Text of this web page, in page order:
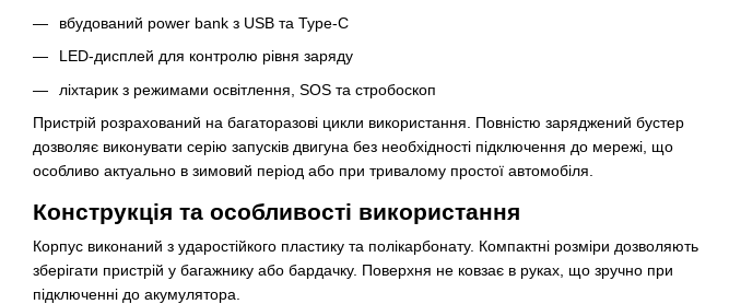
вбудований power bank з USB та Type-C
LED-дисплей для контролю рівня заряду
ліхтарик з режимами освітлення, SOS та стробоскоп
Пристрій розрахований на багаторазові цикли використання. Повністю заряджений бустер
дозволяє виконувати серію запусків двигуна без необхідності підключення до мережі, що
особливо актуально в зимовий період або при тривалому простої автомобіля.
Конструкція та особливості використання
Корпус виконаний з ударостійкого пластику та полікарбонату. Компактні розміри дозволяють
зберігати пристрій у багажнику або бардачку. Поверхня не ковзає в руках, що зручно при
підключенні до акумулятора.